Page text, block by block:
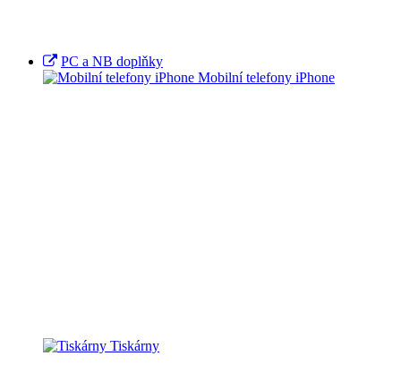
PC a NB doplňky
Mobilní telefony iPhone
Tiskárny